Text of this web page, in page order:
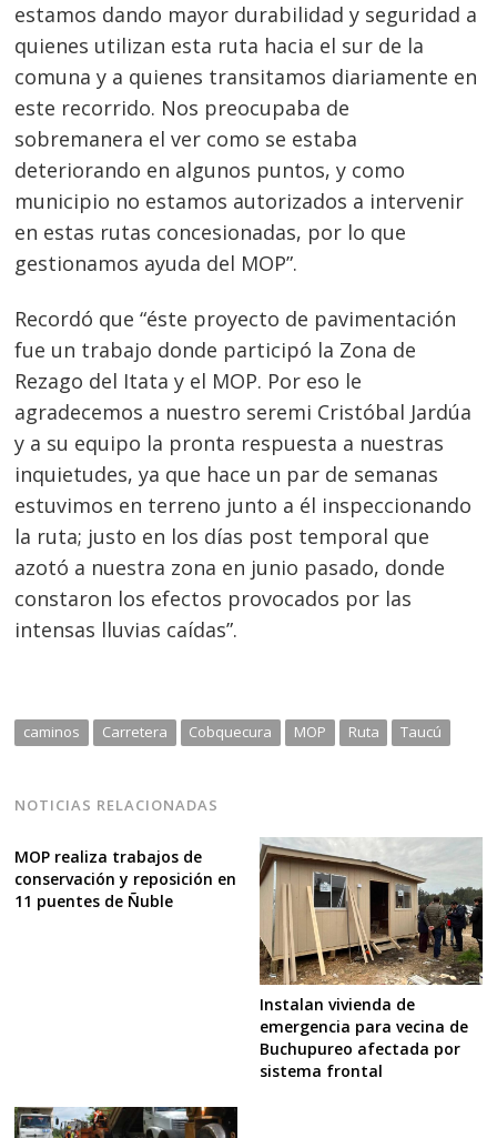
estamos dando mayor durabilidad y seguridad a
quienes utilizan esta ruta hacia el sur de la
comuna y a quienes transitamos diariamente en
este recorrido. Nos preocupaba de
sobremanera el ver como se estaba
deteriorando en algunos puntos, y como
municipio no estamos autorizados a intervenir
en estas rutas concesionadas, por lo que
gestionamos ayuda del MOP”.
Recordó que “éste proyecto de pavimentación
fue un trabajo donde participó la Zona de
Rezago del Itata y el MOP. Por eso le
agradecemos a nuestro seremi Cristóbal Jardúa
y a su equipo la pronta respuesta a nuestras
inquietudes, ya que hace un par de semanas
estuvimos en terreno junto a él inspeccionando
la ruta; justo en los días post temporal que
azotó a nuestra zona en junio pasado, donde
constaron los efectos provocados por las
intensas lluvias caídas”.
caminos Carretera Cobquecura MOP Ruta Taucú
NOTICIAS RELACIONADAS
MOP realiza trabajos de
conservación y reposición en
11 puentes de Ñuble
Instalan vivienda de
emergencia para vecina de
Buchupureo afectada por
sistema frontal
Navegación
de
entradas